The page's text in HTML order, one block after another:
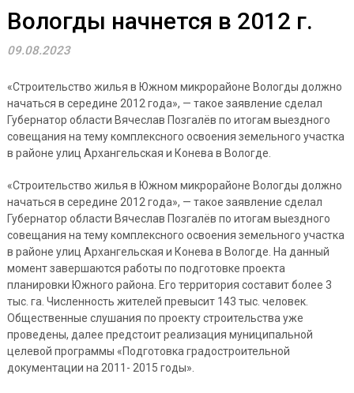
Вологды начнется в 2012 г.
09.08.2023
«Строительство жилья в Южном микрорайоне Вологды должно
начаться в середине 2012 года», — такое заявление сделал
Губернатор области Вячеслав Позгалёв по итогам выездного
совещания на тему комплексного освоения земельного участка
в районе улиц Архангельская и Конева в Вологде.
«Строительство жилья в Южном микрорайоне Вологды должно
начаться в середине 2012 года», — такое заявление сделал
Губернатор области Вячеслав Позгалёв по итогам выездного
совещания на тему комплексного освоения земельного участка
в районе улиц Архангельская и Конева в Вологде. На данный
момент завершаются работы по подготовке проекта
планировки Южного района. Его территория составит более 3
тыс. га. Численность жителей превысит 143 тыс. человек.
Общественные слушания по проекту строительства уже
проведены, далее предстоит реализация муниципальной
целевой программы «Подготовка градостроительной
документации на 2011- 2015 годы».